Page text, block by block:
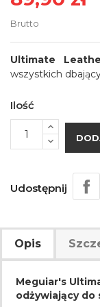
Brutto
Ultimate
wszystkich
Ilość
Udostępnij
Opis
Meguiar's
odżywiający do